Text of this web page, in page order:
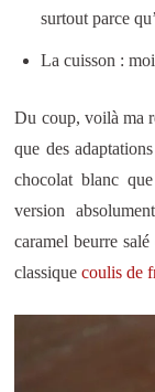
surtout parce
La cuisson :
Du coup, voilà ma
que des
chocolat blanc
version
caramel beurre
classiquecoulis de